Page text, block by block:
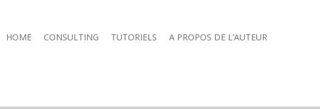
Aller
HOME CONSULTING TUTORIELS A PROPOS DE L’AUTEUR